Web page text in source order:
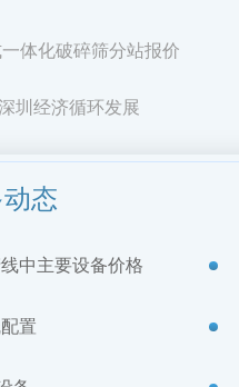
体化破碎筛分站报价
圳经济循环发展
态
中主要设备价格
置